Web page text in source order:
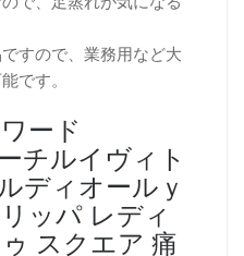
すので、業務用など大
です。
ード
チルイヴィト
ディオールｙ
ッパ レディ
スクエア 痛